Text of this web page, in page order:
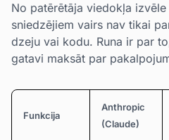
No patērētāja viedokļa
sniedzējiem vairs nav tikai
dzeju vai kodu. Runa ir par
gatavi maksāt par
Funkcija
Anthropic
(Claude)